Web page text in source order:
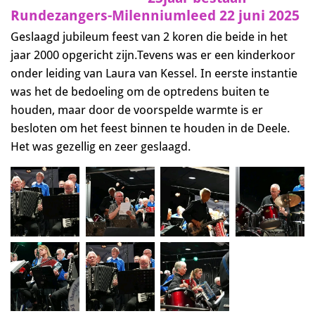
Rundezangers-Milenniumleed 22 juni 2025
Geslaagd jubileum feest van 2 koren die beide in het
jaar 2000 opgericht zijn.Tevens was er een kinderkoor
onder leiding van Laura van Kessel. In eerste instantie
was het de bedoeling om de optredens buiten te
houden, maar door de voorspelde warmte is er
besloten om het feest binnen te houden in de Deele.
Het was gezellig en zeer geslaagd.